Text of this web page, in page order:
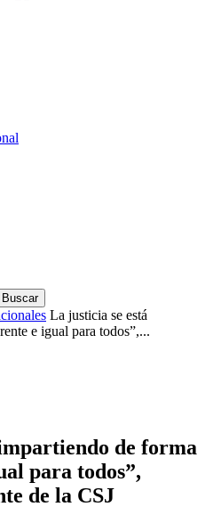
La justicia se está
e igual para todos”,...
de forma
para todos”,
de la CSJ